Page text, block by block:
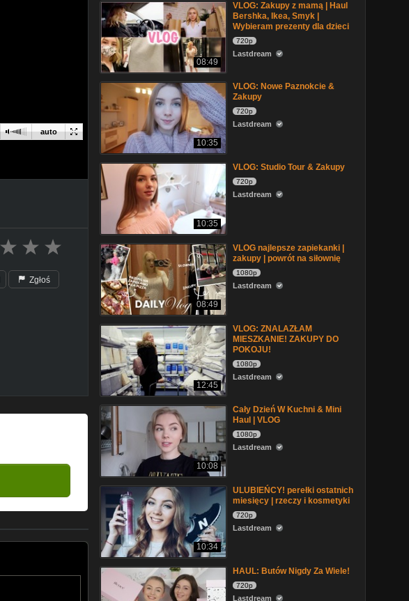
auto
Zgłoś
08:49
VLOG: Zakupy z mamą | Haul
Bershka, Ikea, Smyk |
Wybieram prezenty dla dzieci
720p
Lastdream
10:35
VLOG: Nowe Paznokcie &
Zakupy
720p
Lastdream
10:35
VLOG: Studio Tour & Zakupy
720p
Lastdream
08:49
VLOG najlepsze zapiekanki |
zakupy | powrót na siłownię
1080p
Lastdream
12:45
VLOG: ZNALAZŁAM
MIESZKANIE! ZAKUPY DO
POKOJU!
1080p
Lastdream
10:08
Cały Dzień W Kuchni & Mini
Haul | VLOG
1080p
Lastdream
10:34
ULUBIEŃCY! perełki ostatnich
miesięcy | rzeczy i kosmetyki
720p
Lastdream
HAUL: Butów Nigdy Za Wiele!
720p
Lastdream